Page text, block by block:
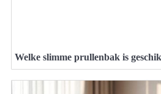
Welke slimme prullenbak is